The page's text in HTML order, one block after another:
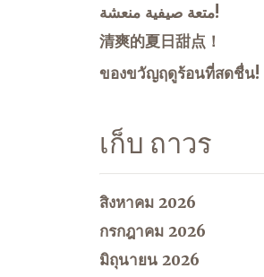
متعة صيفية منعشة!
清爽的夏日甜点！
ของขวัญฤดูร้อนที่สดชื่น!
เก็บ ถาวร
สิงหาคม 2026
กรกฎาคม 2026
มิถุนายน 2026